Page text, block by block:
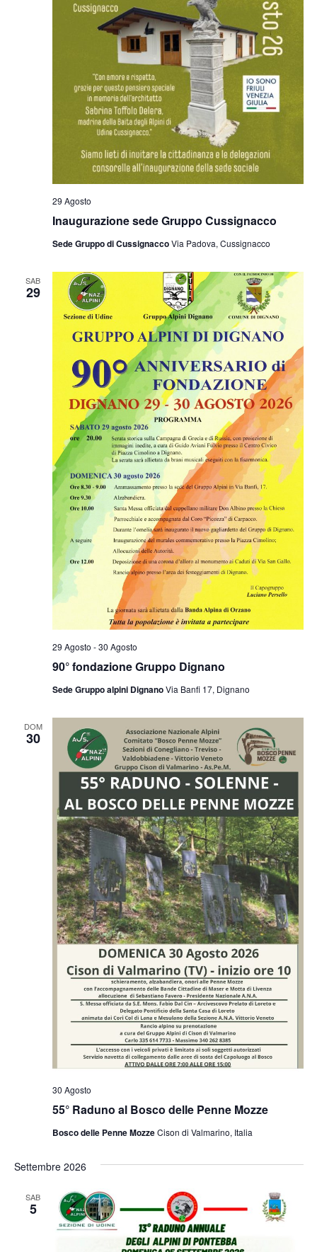
Inaugurazione sede Gruppo Cussignacco
29 Agosto
Sede Gruppo di CussignaccoVia Padova, Cussignacco
SAB
29
90° fondazione Gruppo Dignano
29 Agosto -30 Agosto
Sede Gruppo alpini DignanoVia Banfi 17, Dignano
DOM
30
55° Raduno al Bosco delle Penne Mozze
30 Agosto
Bosco delle Penne MozzeCison di Valmarino, Italia
Settembre 2026
SAB
5